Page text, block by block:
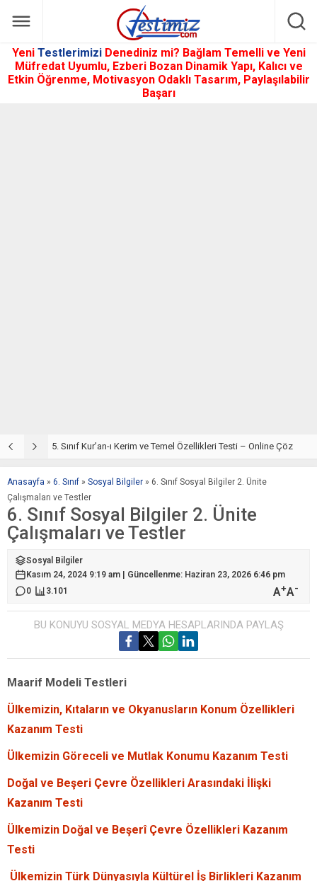
Yeni Testlerimizi Denediniz mi? Bağlam Temelli ve Yeni
Müfredat Uyumlu, Ezberi Bozan Dinamik Yapı, Kalıcı ve
Etkin Öğrenme, Motivasyon Odaklı Tasarım, Paylaşılabilir
Başarı
5. Sınıf Kur’an-ı Kerim ve Temel Özellikleri Testi – Online Çöz
Anasayfa » 6. Sınıf » Sosyal Bilgiler » 6. Sınıf Sosyal Bilgiler 2. Ünite
Çalışmaları ve Testler
6. Sınıf Sosyal Bilgiler 2. Ünite
Çalışmaları ve Testler
Sosyal Bilgiler
Kasım 24, 2024 9:19 am | Güncellenme: Haziran 23, 2026 6:46 pm
0
3.101 A+A-
BU KONUYU SOSYAL MEDYA HESAPLARINDA PAYLAŞ
Maarif Modeli Testleri
Ülkemizin, Kıtaların ve Okyanusların Konum Özellikleri
Kazanım Testi
Ülkemizin Göreceli ve Mutlak Konumu Kazanım Testi
Doğal ve Beşeri Çevre Özellikleri Arasındaki İlişki
Kazanım Testi
Ülkemizin Doğal ve Beşerî Çevre Özellikleri Kazanım
Testi
Ülkemizin Türk Dünyasıyla Kültürel İş Birlikleri Kazanım